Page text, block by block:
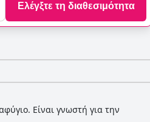
Ελέγξτε τη διαθεσιμότητα
Είναι γνωστή για την